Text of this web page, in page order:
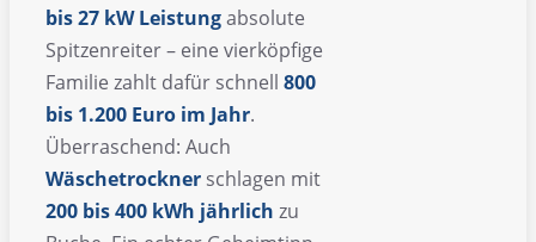
bis 27 kW Leistungabsolute
Spitzenreiter – eine vierköpfige
Familie zahlt dafür schnell 800
bis 1.200 Euro im Jahr.
Überraschend: Auch
Wäschetrockner schlagen mit
200 bis 400 kWh jährlich zu